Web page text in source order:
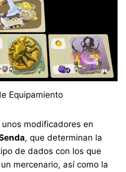
Equipamiento
modificadores en
, que determinan la
de dados con los que
mercenario, así como la